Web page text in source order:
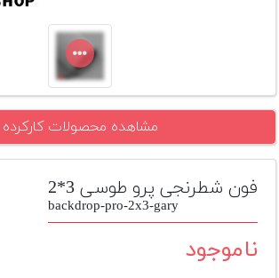
افزودن
دست
دوم
لیست
قیمت
دوربین
مشاهده محصولات کارکرده
فون شطرنجی پرو طوسی 3*2
backdrop-pro-2x3-gary
ناموجود